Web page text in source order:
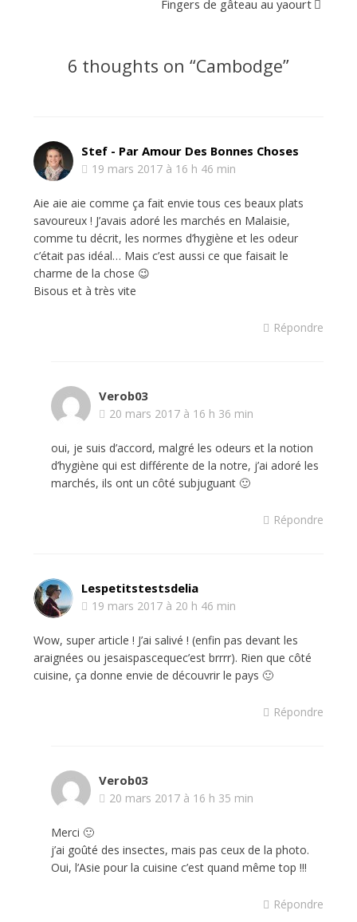
Fingers de gâteau au yaourt
6 thoughts on “Cambodge”
Stef - Par Amour Des Bonnes Choses
19 mars 2017 à 16 h 46 min
Aie aie aie comme ça fait envie tous ces beaux plats
savoureux ! J’avais adoré les marchés en Malaisie,
comme tu décrit, les normes d’hygiène et les odeur
c’était pas idéal… Mais c’est aussi ce que faisait le
charme de la chose 😉
Bisous et à très vite
Répondre
Verob03
20 mars 2017 à 16 h 36 min
oui, je suis d’accord, malgré les odeurs et la notion
d’hygiène qui est différente de la notre, j’ai adoré les
marchés, ils ont un côté subjuguant 🙂
Répondre
Lespetitstestsdelia
19 mars 2017 à 20 h 46 min
Wow, super article ! J’ai salivé ! (enfin pas devant les
araignées ou jesaispascequec’est brrrr). Rien que côté
cuisine, ça donne envie de découvrir le pays 🙂
Répondre
Verob03
20 mars 2017 à 16 h 35 min
Merci 🙂
j’ai goûté des insectes, mais pas ceux de la photo.
Oui, l’Asie pour la cuisine c’est quand même top !!!
Répondre